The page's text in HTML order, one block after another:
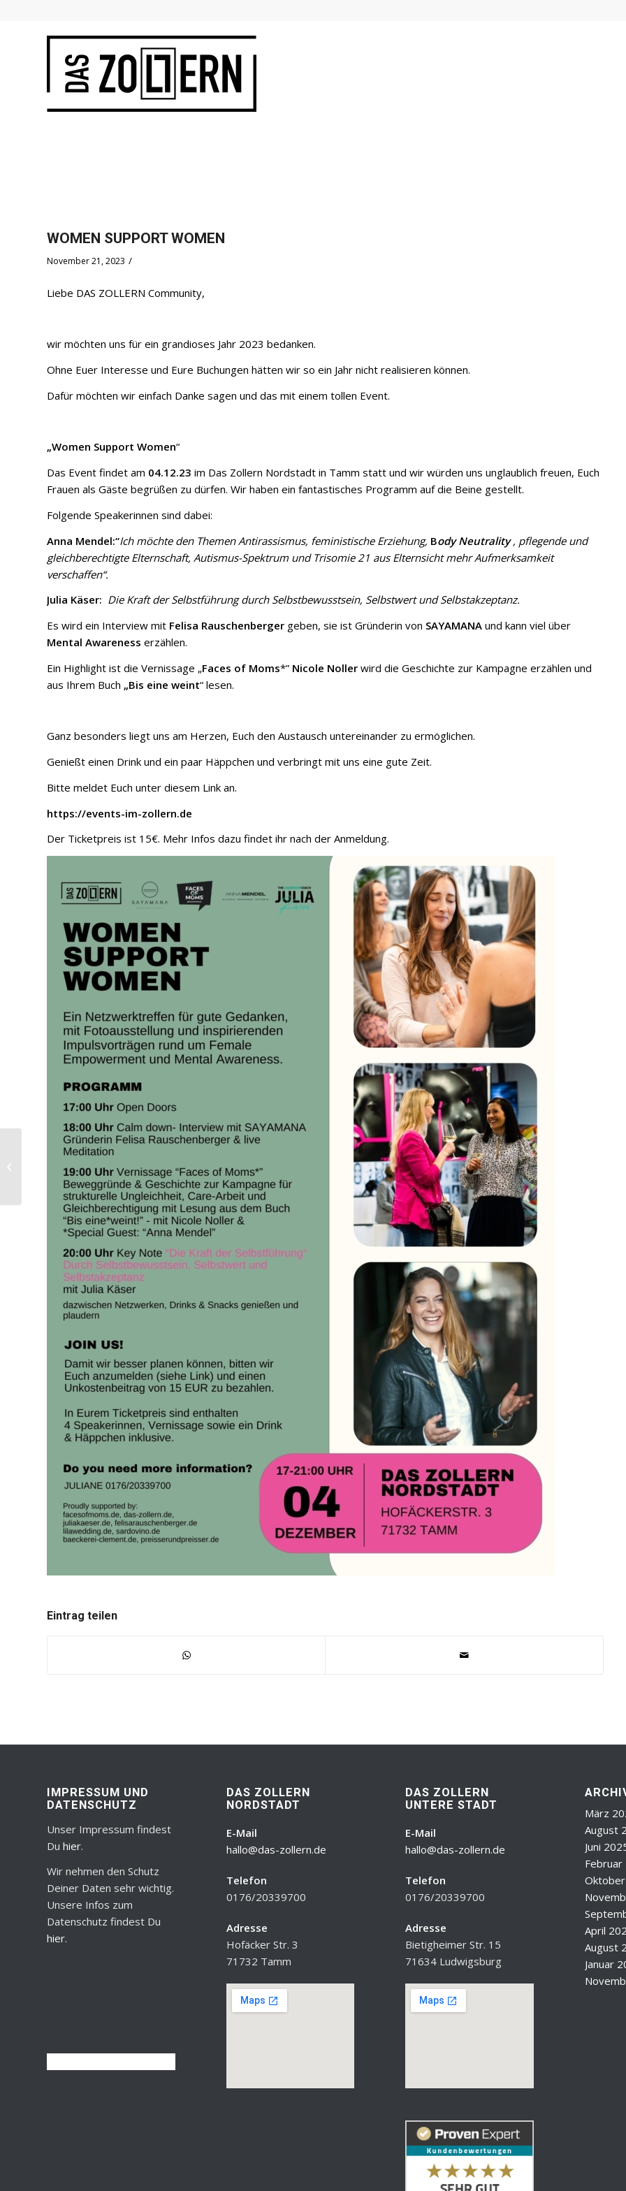
WOMEN SUPPORT WOMEN
November 21, 2023 /
Liebe DAS ZOLLERN Community,
wir möchten uns für ein grandioses Jahr 2023 bedanken.
Ohne Euer Interesse und Eure Buchungen hätten wir so ein Jahr nicht realisieren können.
Dafür möchten wir einfach Danke sagen und das mit einem tollen Event.
„Women Support Women“
Das Event findet am 04.12.23 im Das Zollern Nordstadt in Tamm statt und wir würden uns unglaublich freuen, Euch
Frauen als Gäste begrüßen zu dürfen. Wir haben ein fantastisches Programm auf die Beine gestellt.
Folgende Speakerinnen sind dabei:
Anna Mendel:“Ich möchte den Themen Antirassismus, feministische Erziehung, Body Neutrality, pflegende und
gleichberechtigte Elternschaft, Autismus-Spektrum und Trisomie 21 aus Elternsicht mehr Aufmerksamkeit
verschaffen“.
Julia Käser: Die Kraft der Selbstführung durch Selbstbewusstsein, Selbstwert und Selbstakzeptanz.
Es wird ein Interview mit Felisa Rauschenberger geben, sie ist Gründerin von SAYAMANA und kann viel über
Mental Awareness erzählen.
Ein Highlight ist die Vernissage „Faces of Moms*” Nicole Noller wird die Geschichte zur Kampagne erzählen und
aus Ihrem Buch „Bis eine weint“ lesen.
Ganz besonders liegt uns am Herzen, Euch den Austausch untereinander zu ermöglichen.
Genießt einen Drink und ein paar Häppchen und verbringt mit uns eine gute Zeit.
Bitte meldet Euch unter diesem Link an.
https://events-im-zollern.de
Der Ticketpreis ist 15€. Mehr Infos dazu findet ihr nach der Anmeldung.
Eintrag teilen
IMPRESSUM UND
DATENSCHUTZ
Unser Impressum findest
Du hier.
Wir nehmen den Schutz
Deiner Daten sehr wichtig.
Unsere Infos zum
Datenschutz findest Du
hier.
DAS ZOLLERN
NORDSTADT
E-Mail
hallo@das-zollern.de
Telefon
0176/20339700
Adresse
Hofäcker Str. 3
71732 Tamm
DAS ZOLLERN
UNTERE STADT
E-Mail
hallo@das-zollern.de
Telefon
0176/20339700
Adresse
Bietigheimer Str. 15
71634 Ludwigsburg
März
August
Juni
Februar
April
August
Januar
Ausbildung zum Systemischen
Business Coach